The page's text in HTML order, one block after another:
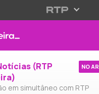
(RTP
em simultâneo com RTP
NO AR